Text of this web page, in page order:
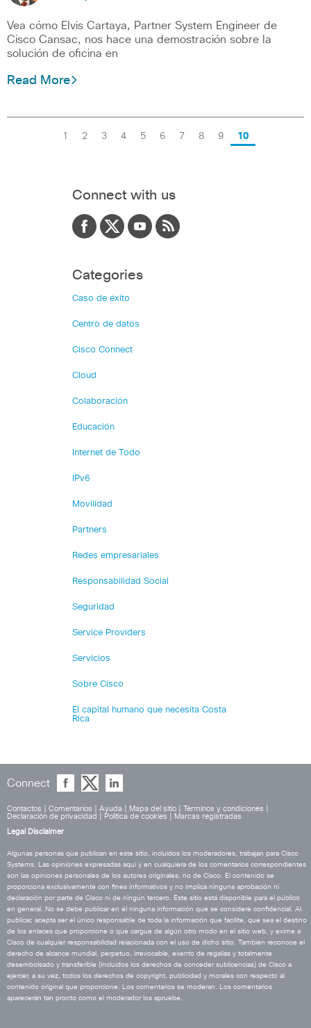
Vea cómo Elvis Cartaya, Partner System Engineer de
Cisco Cansac, nos hace una demostración sobre la
solución de oficina en
Read More
1 2 3 4 5 6 7 8 9 10
Connect with us
Categories
Caso de éxito
Centro de datos
Cisco Connect
Cloud
Colaboración
Educación
Internet de Todo
IPv6
Movilidad
Partners
Redes empresariales
Responsabilidad Social
Seguridad
Service Providers
Servicios
Sobre Cisco
El capital humano que necesita Costa
Rica
Connect
Contactos Comentarios Ayuda Mapa del sitio Términos y condiciones
Declaración de privacidad
Política de cookies
Marcas registradas
Legal Disclaimer
Algunas personas que publican en este sitio, incluidos los moderadores, trabajan para Cisco
Systems. Las opiniones expresadas aquí y en cualquiera de los comentarios correspondientes
son las opiniones personales de los autores originales, no de Cisco. El contenido se
proporciona exclusivamente con fines informativos y no implica ninguna aprobación ni
declaración por parte de Cisco ni de ningún tercero. Este sitio está disponible para el público
en general. No se debe publicar en él ninguna información que se considere confidencial. Al
publicar, acepta ser el único responsable de toda la información que facilite, que sea el destino
de los enlaces que proporcione o que cargue de algún otro modo en el sitio web, y exime a
Cisco de cualquier responsabilidad relacionada con el uso de dicho sitio. También reconoce el
derecho de alcance mundial, perpetuo, irrevocable, exento de regalías y totalmente
desembolsado y transferible (incluidos los derechos de conceder sublicencias) de Cisco a
ejercer, a su vez, todos los derechos de copyright, publicidad y morales con respecto al
contenido original que proporcione. Los comentarios se moderan. Los comentarios
aparecerán tan pronto como el moderador los apruebe.